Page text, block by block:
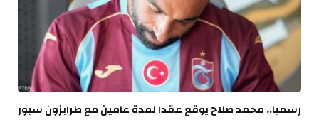
رسميا.. محمد صلاح يوقع عقدا لمدة عامين مع طرابزون سبور